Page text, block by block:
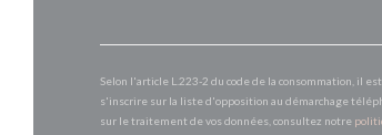
Selon l'article L.223-2 du code de la consommation, il
s'inscrire sur la liste d'opposition au démarchage
sur le traitement de vos données, consultez notre